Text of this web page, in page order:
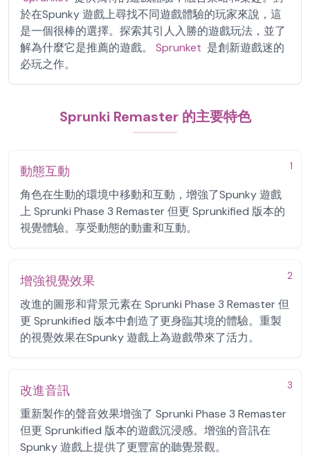
於在Spunky 遊戲上尋找不同遊戲體驗的玩家來說，這
是一個很棒的選擇。探索其引人入勝的遊戲玩法，並了
解為什麼它是推薦的遊戲。
Sprunket 是創新遊戲迷的
必玩之作。
Sprunki Remaster 的主要特色
1
動態互動
角色在生動的環境中移動和互動，增強了Spunky 遊戲
上 Sprunki Phase 3 Remaster 但更 Sprunkified 版本的
視覺體驗。享受動態的動畫和互動。
2
增強視覺效果
改進的圖形和背景元素在 Sprunki Phase 3 Remaster 但
更 Sprunkified 版本中創造了更身臨其境的體驗。重製
的視覺效果在Spunky 遊戲上為遊戲帶來了活力。
3
改進音訊
重新製作的聲音效果增強了 Sprunki Phase 3 Remaster
但更 Sprunkified 版本的遊戲沉浸感。增強的音訊在
Spunky 遊戲上提供了更豐富的聽覺景觀。